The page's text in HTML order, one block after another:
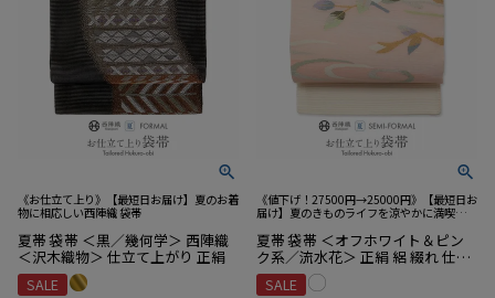
《お仕立て上り》【最短日お届け】夏のお着
物に相応しい西陣織 袋帯
夏帯 袋帯 ＜黒／幾何学＞ 西陣織
＜沢木織物＞ 仕立て上がり 正絹
SALE
《値下げ！27500円→25000円》【最短日お
届け】夏のきものライフを涼やかに満喫☆
夏帯 袋帯 ＜オフホワイト＆ピン
ク系／流水花＞ 正絹 絽 綴れ 仕立
て上がり
SALE